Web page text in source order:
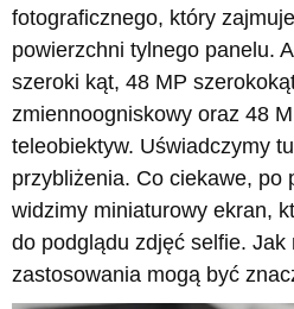
fotograficznego, który
powierzchni tylnego panelu.
szeroki kąt, 48 MP
zmiennoogniskowy oraz 48
teleobiektyw. Uświadczymy
przybliżenia. Co ciekawe, po
widzimy miniaturowy ekran,
do podglądu zdjęć selfie. Jak
zastosowania mogą być